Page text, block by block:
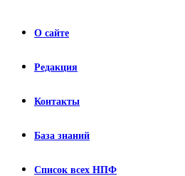
О сайте
Редакция
Контакты
База знаний
Список всех НПФ